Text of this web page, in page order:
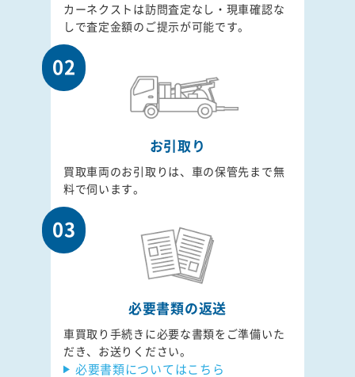
カーネクストは訪問査定なし・現車確認な
しで査定金額のご提示が可能です。
02
お引取り
買取車両のお引取りは、車の保管先まで無
料で伺います。
03
必要書類の返送
車買取り手続きに必要な書類をご準備いた
だき、お送りください。
必要書類についてはこちら